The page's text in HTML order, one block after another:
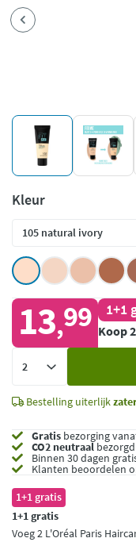
Kleur
13,99 1+1
Koop
Bestelling uiterlijk
Gratis bezorging
CO2 neutraalbezorgd
Binnen 30 dagen
Klanten beoordelen
1+1 gratis
1+1 gratis
Voeg 2 L'Oréal Paris